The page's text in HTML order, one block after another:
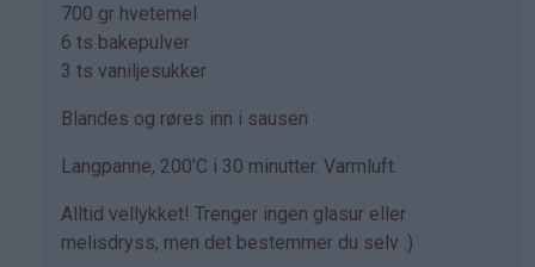
700 gr hvetemel
6 ts bakepulver
3 ts vaniljesukker
Blandes og røres inn i sausen
Langpanne, 200'C i 30 minutter. Varmluft.
Alltid vellykket! Trenger ingen glasur eller
melisdryss, men det bestemmer du selv :)